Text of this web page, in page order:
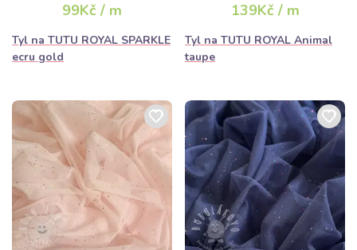
99Kč / m
Tyl na TUTU ROYAL SPARKLE
ecru gold
139Kč / m
Tyl na TUTU ROYAL Animal
taupe